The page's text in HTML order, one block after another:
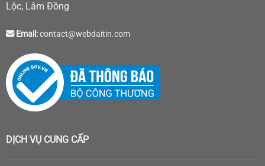
Lộc, Lâm Đồng
Email:contact@webdaitin.com
DỊCH VỤ CUNG CẤP